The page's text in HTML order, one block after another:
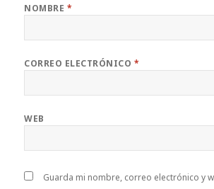
NOMBRE *
CORREO ELECTRÓNICO *
WEB
Guarda mi nombre, correo electrónico y